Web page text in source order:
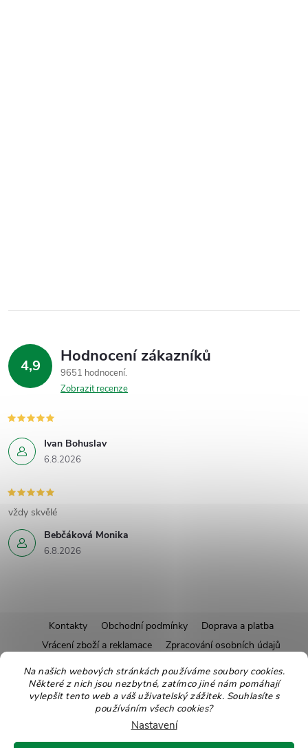
Na našich webových stránkách používáme soubory cookies.
Některé z nich jsou nezbytné, zatímco jiné nám pomáhají
vylepšit tento web a váš uživatelský zážitek. Souhlasíte s
používáním všech cookies?
Nastavení
4,9 Hodnocení zákazníků
9651 hodnocení
Zobrazit recenze
Ivan Bohuslav
6.8.2026
Bebčáková Monika
6.8.2026
vždy skvělé
á
Kontakty Obchodní podmínky
Doprava a platba
Vrácení zboží a reklamace
Zpracování osobních údajů
Pravidla soutěží
Affiliate program
Recepty
Pro nové dodavatele
Ekologické balení Moje objednávka
Copyright 2026Zdravoslav. Všechna práva vyhrazena.Upravit nastavení